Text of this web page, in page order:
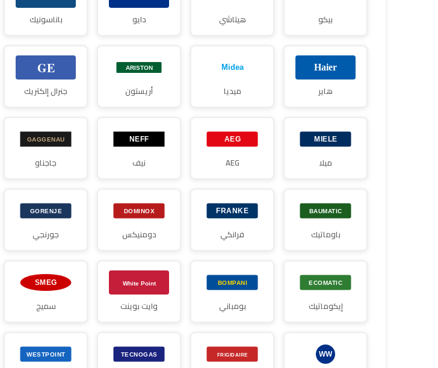
بيكو هيتاشي دايو باناسونيك
هاير ميديا أريستون جنرال إلكتريك
ميلا AEG نيف جاجناو
باوماتيك فرانكي دومنيكس جورنجي
إيكوماتيك بومباني وايت بوينت سميج